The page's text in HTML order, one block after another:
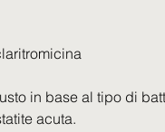
in base al tipo di
acuta.